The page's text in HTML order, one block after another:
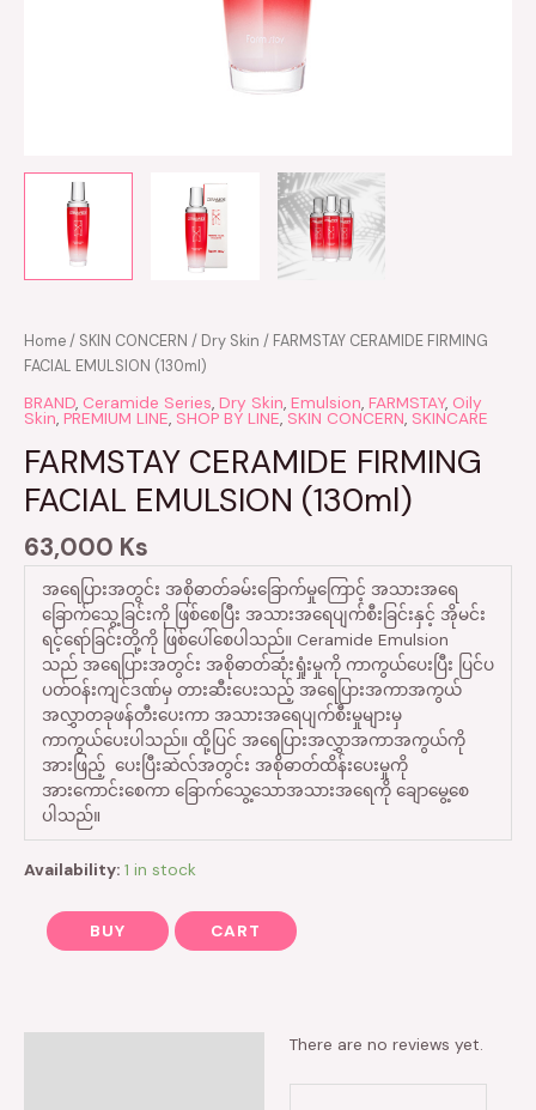
Home/ SKIN CONCERN / Dry Skin / FARMSTAY CERAMIDE FIRMING
FACIAL EMULSION (130ml)
BRAND, Ceramide Series, Dry Skin, Emulsion, FARMSTAY, Oily
Skin, PREMIUM LINE, SHOP BY LINE,SKIN CONCERN, SKINCARE
FARMSTAY CERAMIDE FIRMING
FACIAL EMULSION (130ml)
63,000 Ks
အရေပြားအတွင်း အစိုဓာတ်ခမ်းခြောက်မှုကြောင့် အသားအရေ
ခြောက်သွေ့ခြင်းကို ဖြစ်စေပြီး အသားအရေပျက်စီးခြင်းနှင့် အိုမင်း
ရင့်ရော်ခြင်းတို့ကို ဖြစ်ပေါ်စေပါသည်။ Ceramide Emulsion
သည် အရေပြားအတွင်း အစိုဓာတ်ဆုံးရှုံးမှုကို ကာကွယ်ပေးပြီး ပြင်ပ
ပတ်ဝန်းကျင်ဒဏ်မှ တားဆီးပေးသည့် အရေပြားအကာအကွယ်
အလွှာတခုဖန်တီးပေးကာ အသားအရေပျက်စီးမှုများမှ
ကာကွယ်ပေးပါသည်။ ထို့ပြင် အရေပြားအလွှာအကာအကွယ်ကို
အားဖြည့် ပေးပြီးဆဲလ်အတွင်း အစိုဓာတ်ထိန်းပေးမှုကို
အားကောင်းစေကာ ခြောက်သွေ့သောအသားအရေကို ချောမွေ့စေ
ပါသည်။
Availability: 1 in stock
FARMSTAY
CERAMIDE
FACIAL
(130ml)
quantity
BUY CART
There are no reviews yet.